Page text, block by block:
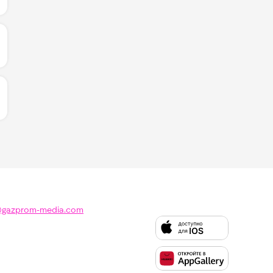
ЛАЙКОВ ЗА "ЭКСПОНАТ - MIA BOYKA":
ЛАЙКОВ ЗА "SHINE - OLIVER HELDENS &
media.com